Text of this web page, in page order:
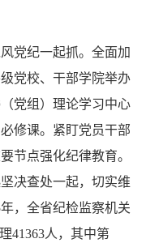
纪一起抓。全面加
党校、干部学院举办
党组）理论学习中心
修课。紧盯党员干部
节点强化纪律教育。
决查处一起，切实维
，全省纪检监察机关
41363人，其中第